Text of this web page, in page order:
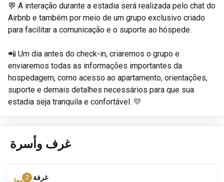
💬 A interação durante a estadia será realizada pelo chat do
Airbnb e também por meio de um grupo exclusivo criado
para facilitar a comunicação e o suporte ao hóspede.
📲 Um dia antes do check-in, criaremos o grupo e
enviaremos todas as informações importantes da
hospedagem, como acesso ao apartamento, orientações,
suporte e demais detalhes necessários para que sua
estadia seja tranquila e confortável. 💛
غرف وأسرة
2
غرفة